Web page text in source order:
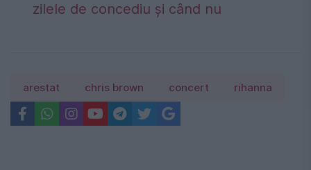
zilele de concediu și când nu
arestat chris brown concert rihanna